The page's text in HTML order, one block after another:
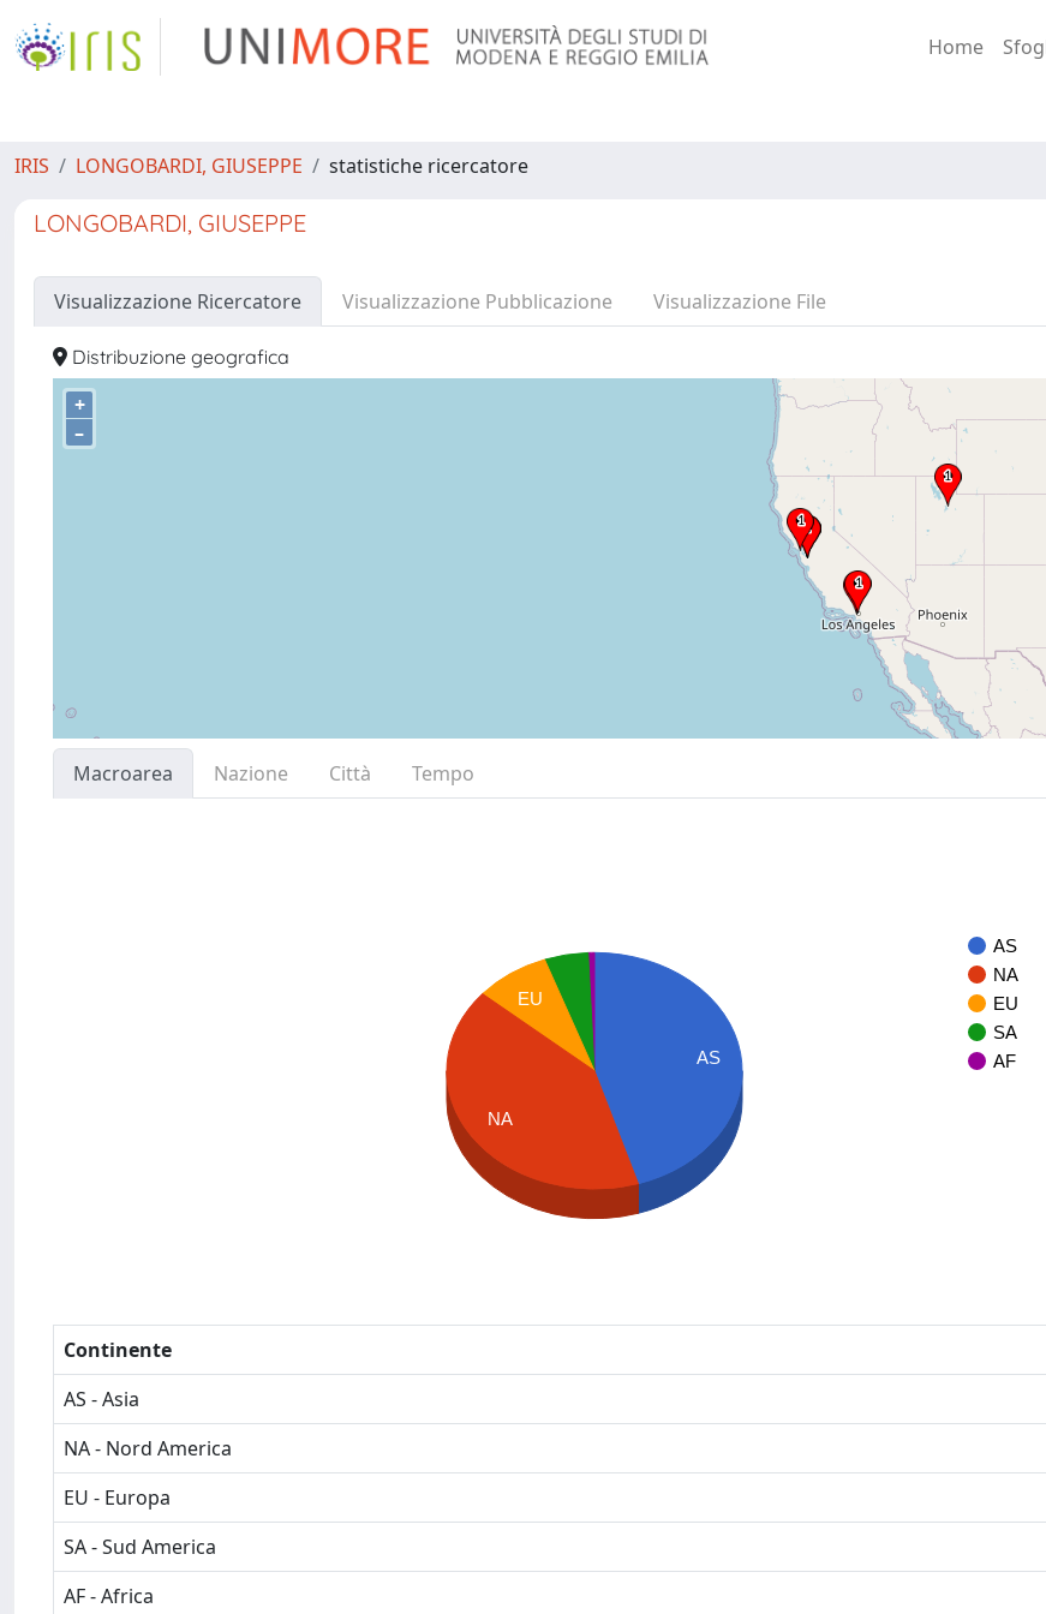
Home
IRIS LONGOBARDI, GIUSEPPE statistiche ricercatore
LONGOBARDI, GIUSEPPE
Visualizzazione Ricercatore Visualizzazione Pubblicazione Visualizzazione File
Distribuzione geografica
+
–
Macroarea Nazione Città
Tempo
AS
NA
EU
SA
AF
AS
EU
NA
Continente
AS - Asia
NA - Nord America
EU - Europa
SA - Sud America
AF - Africa